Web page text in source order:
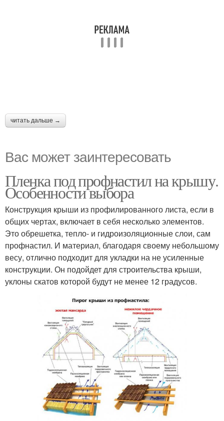
читать дальше →
Вас может заинтересовать
Пленка под профнастил на крышу.
Особенности выбора
Конструкция крыши из профилированного листа, если в
общих чертах, включает в себя несколько элементов.
Это обрешетка, тепло- и гидроизоляционные слои, сам
профнастил. И материал, благодаря своему небольшому
весу, отлично подходит для укладки на не усиленные
конструкции. Он подойдет для строительства крыши,
уклоны скатов которой будут не менее 12 градусов.